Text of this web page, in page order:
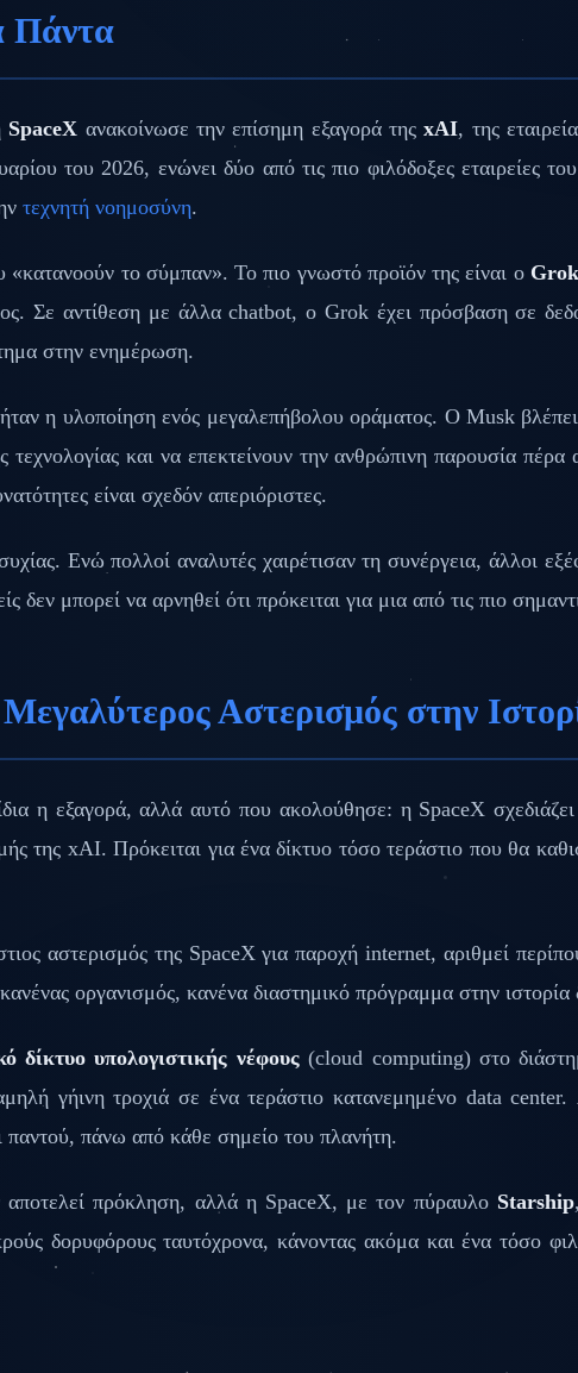
Πάντα
SpaceX ανακοίνωσε την επίσημη εξαγορά τηςxAI, της
του 2026, ενώνει δύο από τις πιο φιλόδοξες εταιρείες
τεχνητή νοημοσύνη.
το σύμπαν». Το πιο γνωστό προϊόν της είναι ο Grok
Σε αντίθεση με άλλα chatbot, ο Grok έχει πρόσβαση σε
στην ενημέρωση.
η υλοποίηση ενός μεγαλεπήβολου οράματος. Ο Musk
και να επεκτείνουν την ανθρώπινη παρουσία
είναι σχεδόν απεριόριστες.
Ενώ πολλοί αναλυτές χαιρέτισαν τη συνέργεια, άλλοι
μπορεί να αρνηθεί ότι πρόκειται για μια από τις πιο
Αστερισμός στην
η εξαγορά, αλλά αυτό που ακολούθησε: η SpaceX
της xAI. Πρόκειται για ένα δίκτυο τόσο τεράστιο που θα
αστερισμός της SpaceX για παροχή internet, αριθμεί
οργανισμός, κανένα διαστημικό πρόγραμμα στην ιστορία
δίκτυο υπολογιστικής νέφους(cloud computing) στο
γήινη τροχιά σε ένα τεράστιο κατανεμημένο data
παντού, πάνω από κάθε σημείο του πλανήτη.
πρόκληση, αλλά η SpaceX, με τον πύραυλο Starship
δορυφόρους ταυτόχρονα, κάνοντας ακόμα και ένα τόσο